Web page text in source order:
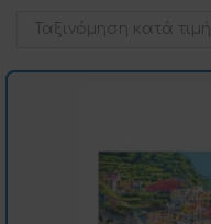
Ταξινόμηση κατά